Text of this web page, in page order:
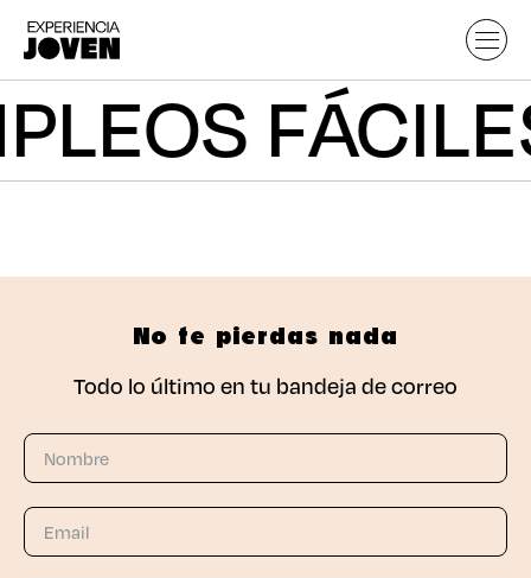
No te pierdas nada
Todo lo último en tu bandeja de correo